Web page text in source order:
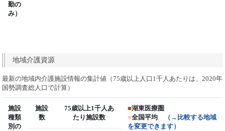
勤の
み）
地域介護資源
最新の地域内介護施設情報の集計値（75歳以上人口1千人あたりは、2020年
国勢調査総人口で計算）
施設
種類
別の
施設
数
75歳以上1千人あ
たり施設数
■湖東医療圏
■全国平均
（→比較する地域
を変更できます）